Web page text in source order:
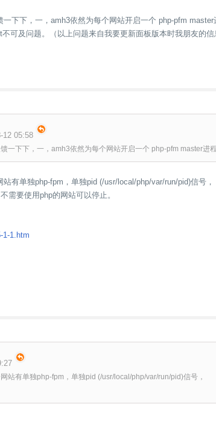
一下下，一，amh3依然为每个网站开启一个 php-pfm
可及问题。（以上问题来自我要更新面板版本时我朋友的
12 05:58
一下下，一，amh3依然为每个网站开启一个 php-pfm master进
有单独php-fpm，单独pid (/usr/local/php/var/run/pid)信号，
需要使用php的网站可以停止。
1-1.htm
站有单独php-fpm，单独pid (/usr/local/php/var/run/pid)信号，